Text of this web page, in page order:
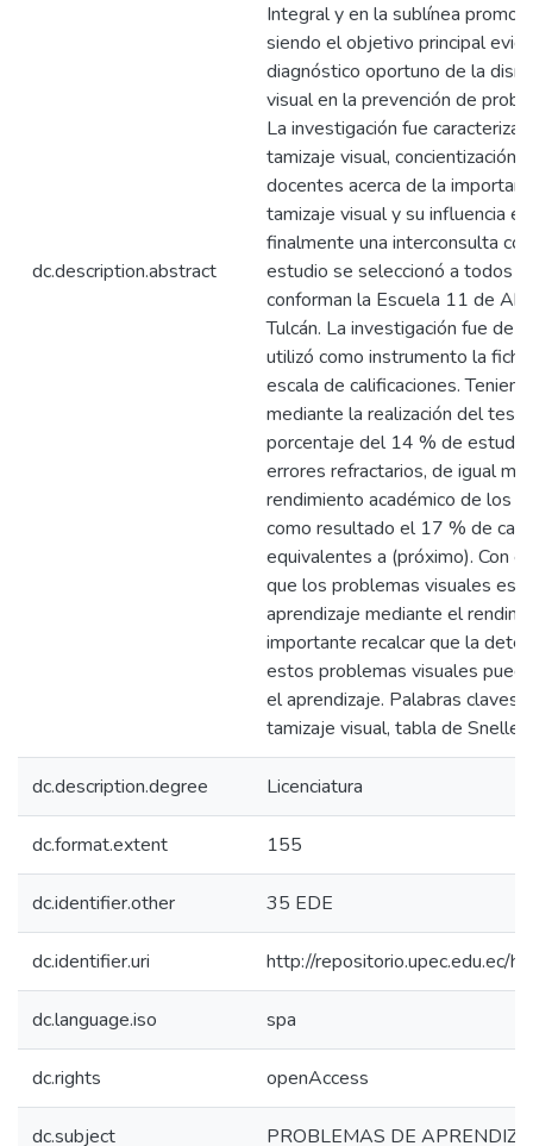
dc.description.abstract
Integral y en la sublínea
siendo el objetivo principal
diagnóstico oportuno de la
visual en la prevención de
La investigación fue
tamizaje visual, concientización
docentes acerca de la
tamizaje visual y su influencia
finalmente una interconsulta
estudio se seleccionó a todos
conforman la Escuela 11 de
Tulcán. La investigación fue de
utilizó como instrumento la
escala de calificaciones.
mediante la realización del test
porcentaje del 14 % de
errores refractarios, de igual
rendimiento académico de los
como resultado el 17 % de
equivalentes a (próximo). Con
que los problemas visuales
aprendizaje mediante el
importante recalcar que la
estos problemas visuales
el aprendizaje. Palabras claves:
tamizaje visual, tabla de
dc.description.degree Licenciatura
dc.format.extent 155
dc.identifier.other 35 EDE
dc.identifier.uri http://repositorio.upec.edu.ec/
dc.language.iso spa
dc.rights openAccess
dc.subject PROBLEMAS DE